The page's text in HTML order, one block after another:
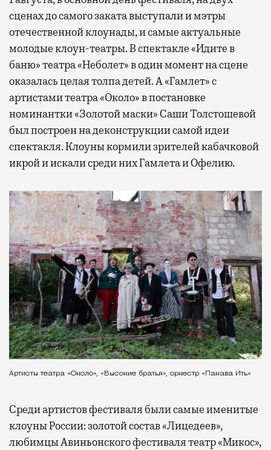
сценах до самого заката выступали и мэтры
отечественной клоунады, и самые актуальные
молодые клоун-театры. В спектакле «Идите в
баню» театра «Неболет» в один момент на сцене
оказалась целая толпа детей. А «Гамлет» с
артистами театра «Около» в постановке
номинантки «Золотой маски» Саши Толстошевой
был построен на деконструкции самой идеи
спектакля. Клоуны кормили зрителей кабачковой
икрой и искали среди них Гамлета и Офелию.
Артисты театра «Около», «Высокие братья», оркестр «Пакава Ить»
Среди артистов фестиваля были самые именитые
клоуны России: золотой состав «Лицедеев»,
любимцы Авиньонского фестиваля театр «Микос»,